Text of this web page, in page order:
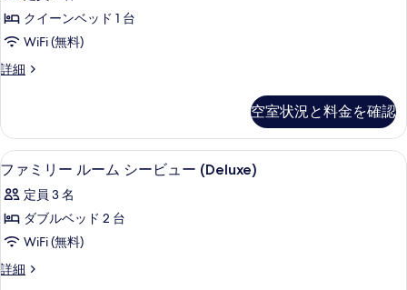
を
表
示
す
ー
ュ
ー
の
ッ
ク
ス
ル
ム
シ
ー
ビ
ュ
ー
の
クイーンベッド 1 台
WiFi (無料)
詳細
デ
ス
ル
ー
シ
ー
ュ
ー
の
空室状況と料金を確認
フ
ァ
ミ
リ
ー
ル
ファミリー ルーム シービュー
5
ファミリー ルーム シービュー (Deluxe)
定員 3 名
ダブルベッド 2 台
WiFi (無料)
詳細
フ